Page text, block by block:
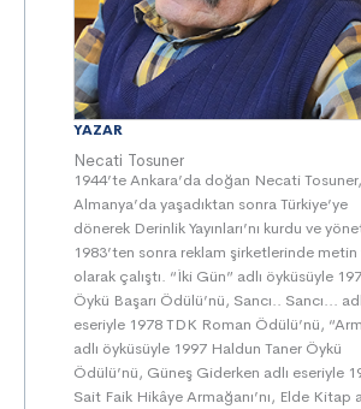
YAZAR
Necati Tosuner
1944’te Ankara’da doğan Necati Tosuner,
Almanya’da yaşadıktan sonra Türkiye’ye
dönerek Derinlik Yayınları’nı kurdu ve
1983’ten sonra reklam şirketlerinde metin
olarak çalıştı. “İki Gün” adlı öyküsüyle
Öykü Başarı Ödülü’nü, Sancı.. Sancı...
eseriyle 1978 TDK Roman Ödülü’nü,
adlı öyküsüyle 1997 Haldun Taner Öykü
Ödülü’nü, Güneş Giderken adlı eseriyle
Sait Faik Hikâye Armağanı’nı, Elde Kitap